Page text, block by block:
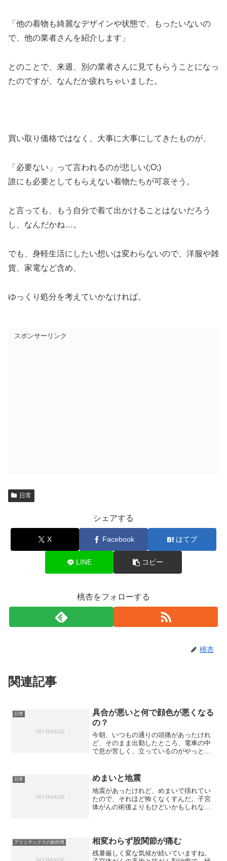
「他の着物も綺麗なデザインや状態で、もったいないの
で、他の業者さんを紹介します」
とのことで、来週、別の業者さんに見てもらうことになっ
たのですが、なんだか疲れちゃいました。
買い取り価格ではなく、大事に大事にしてきたものが、
「必要ない」って言われるのが悲しい(;O;)
誰にも必要としてもらえない着物たちが可哀そう。
と言っても、もう自分で着て出かけることはないだろう
し、なんだかね…。
でも、身軽生活にしたい想いは変わらないので、洋服や雑
貨、家電など含め、
ゆっくり処分を考えていかなければ。
スポンサーリンク
日常
シェアする
X Facebook はてブ
LINE コピー
桃杏をフォローする
桃杏
関連記事
日常
具合が悪いと何で顔色が悪くなる
の？
今朝、いつもの通りの頭痛があったけれ
ど、そのまま出勤したところ、電車の中
で息が苦しく、立っているのがやっとの
で、我慢して乗り続け、無事に到着でき
てほっとしました。でも、...
日常 めまいと地震
地震があったけれど、めまいで揺れてい
たので、それほど怖くなくすんだ。子宮
体がんの術後よりもひどいかもしれな
アリミデックスの副作用 相変わらず股関節が痛む
残暑厳しく変な気候が続いていますね。